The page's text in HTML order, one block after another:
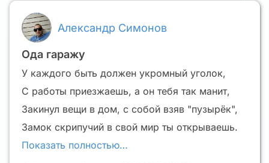
Александр Симонов
Ода гаражу
У каждого быть должен укромный уголок,
С работы приезжаешь, а он тебя так манит,
Закинул вещи в дом, с собой взяв "пузырёк",
Замок скрипучий в свой мир ты открываешь.
Показать полностью…